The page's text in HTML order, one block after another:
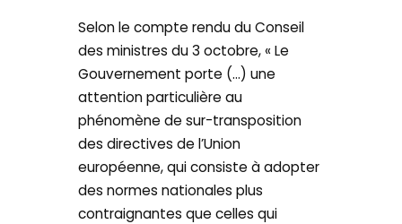
Selon le compte rendu du Conseil
des ministres du 3 octobre, « Le
Gouvernement porte (…) une
attention particulière au
phénomène de sur-transposition
des directives de l’Union
européenne, qui consiste à adopter
des normes nationales plus
contraignantes que celles qui